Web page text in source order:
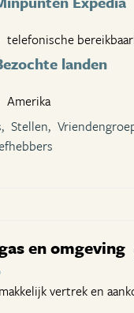
telefonische
landen
Amerika
Stellen,
en omgeving
vertrek en